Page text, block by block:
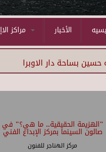
الأخبار
بساحة دار الاوبرا
"الهزيمة الحقيقية.. ما هي؟" في
صالون السينما بمركز الإبداع الفني
مركز الهناجر للفنون